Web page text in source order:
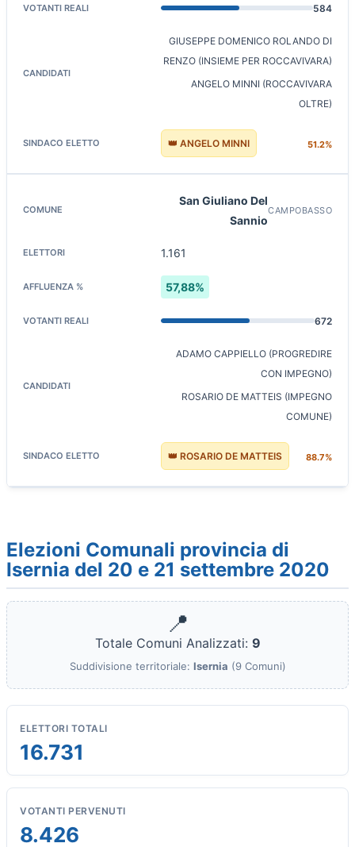
584
GIUSEPPE DOMENICO ROLANDO DI
RENZO (INSIEME PER ROCCAVIVARA)
ANGELO MINNI (ROCCAVIVARA
OLTRE)
👑 ANGELO MINNI 51.2%
San Giuliano Del
Sannio
CAMPOBASSO
1.161
57,88%
672
ADAMO CAPPIELLO (PROGREDIRE
CON IMPEGNO)
ROSARIO DE MATTEIS (IMPEGNO
COMUNE)
👑 ROSARIO DE MATTEIS 88.7%
Elezioni Comunali provincia di
Isernia del 20 e 21 settembre 2020
📍
Totale Comuni Analizzati: 9
Suddivisione territoriale: Isernia (9 Comuni)
ELETTORI TOTALI
16.731
VOTANTI PERVENUTI
8.426